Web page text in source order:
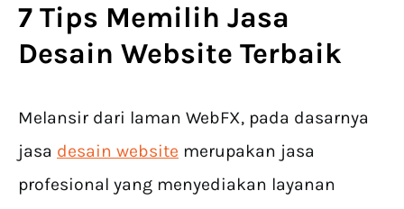
7 Tips Memilih Jasa
Desain Website Terbaik
Melansir dari laman WebFX, pada dasarnya
jasa desain website merupakan jasa
profesional yang menyediakan layanan